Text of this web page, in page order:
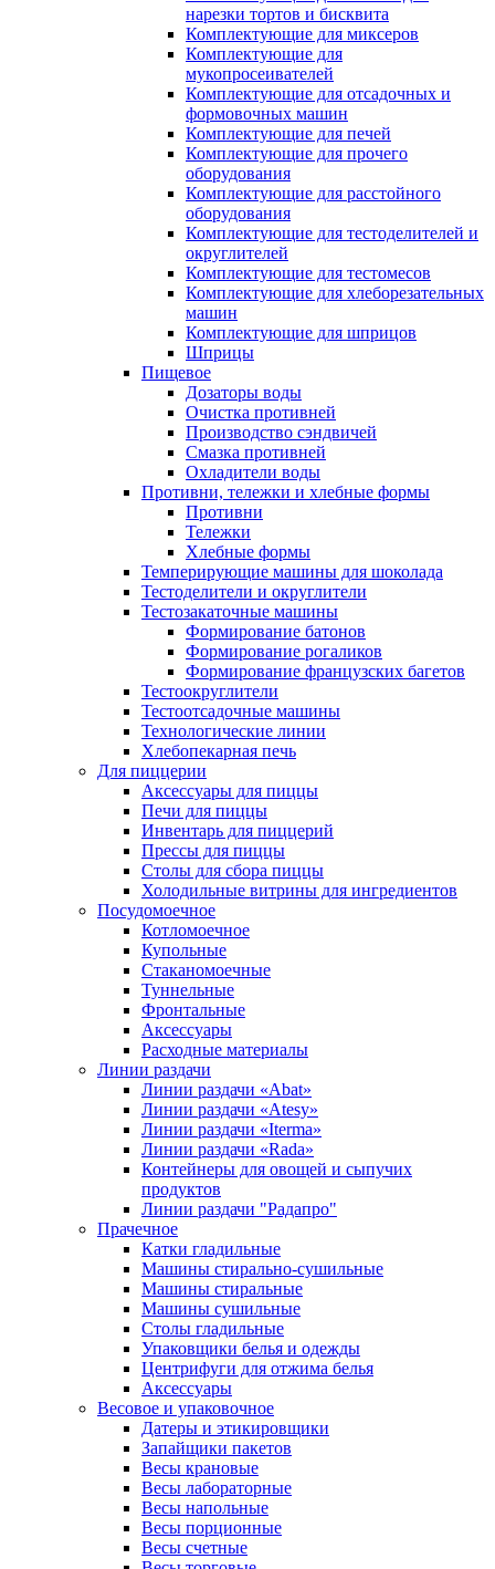
нарезки тортов и бисквита
Комплектующие для миксеров
Комплектующие для
мукопросеивателей
Комплектующие для отсадочных и
формовочных машин
Комплектующие для печей
Комплектующие для прочего
оборудования
Комплектующие для расстойного
оборудования
Комплектующие для тестоделителей и
округлителей
Комплектующие для тестомесов
Комплектующие для хлеборезательных
машин
Комплектующие для шприцов
Шприцы
Пищевое
Дозаторы воды
Очистка противней
Производство сэндвичей
Смазка противней
Охладители воды
Противни, тележки и хлебные формы
Противни
Тележки
Хлебные формы
Темперирующие машины для шоколада
Тестоделители и округлители
Тестозакаточные машины
Формирование батонов
Формирование рогаликов
Формирование французских багетов
Тестоокруглители
Тестоотсадочные машины
Технологические линии
Хлебопекарная печь
Для пиццерии
Аксессуары для пиццы
Печи для пиццы
Инвентарь для пиццерий
Прессы для пиццы
Столы для сбора пиццы
Холодильные витрины для ингредиентов
Посудомоечное
Котломоечное
Купольные
Стаканомоечные
Туннельные
Фронтальные
Аксессуары
Расходные материалы
Линии раздачи
Линии раздачи «Abat»
Линии раздачи «Atesy»
Линии раздачи «Iterma»
Линии раздачи «Rada»
Контейнеры для овощей и сыпучих
продуктов
Линии раздачи "Радапро"
Прачечное
Катки гладильные
Машины стирально-сушильные
Машины стиральные
Машины сушильные
Столы гладильные
Упаковщики белья и одежды
Центрифуги для отжима белья
Аксессуары
Весовое и упаковочное
Датеры и этикировщики
Запайщики пакетов
Весы крановые
Весы лабораторные
Весы напольные
Весы порционные
Весы счетные